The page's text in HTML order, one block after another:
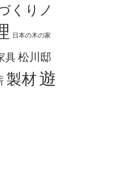
くりノ
日本の木の家
具松川邸
製材遊